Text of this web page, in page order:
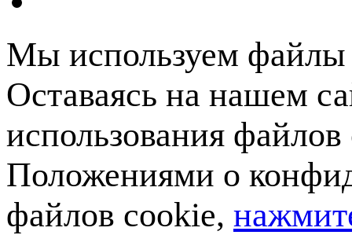
Мы используем файлы
Оставаясь на нашем
использования
Положениями о
файлов cookie,